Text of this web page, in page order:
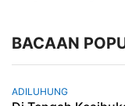
BACAAN
ADILUHUNG